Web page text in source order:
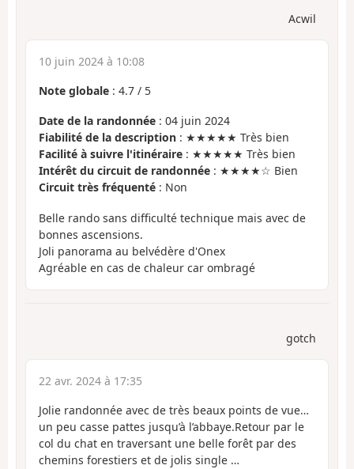
Acwil
10 juin 2024 à 10:08
Note globale : 4.7 / 5
Date de la randonnée : 04 juin 2024
Fiabilité de la description : ★★★★★ Très bien
Facilité à suivre l'itinéraire : ★★★★★ Très bien
Intérêt du circuit de randonnée : ★★★★☆ Bien
Circuit très fréquenté : Non
Belle rando sans difficulté technique mais avec de
bonnes ascensions.
Joli panorama au belvédère d'Onex
Agréable en cas de chaleur car ombragé
gotch
22 avr. 2024 à 17:35
Jolie randonnée avec de très beaux points de vue…
un peu casse pattes jusqu’à l’abbaye.Retour par le
col du chat en traversant une belle forêt par des
chemins forestiers et de jolis single …